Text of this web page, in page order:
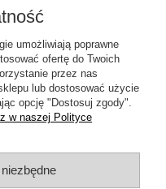
umożliwiają poprawne
ofertę do Twoich
przez nas
lub dostosować użycie
opcję "Dostosuj zgody".
w naszej Polityce